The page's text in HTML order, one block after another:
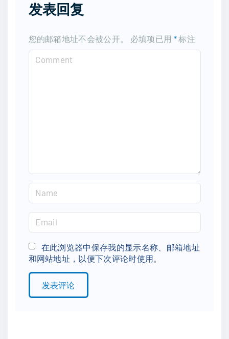
发表回复
您的邮箱地址不会被公开。 必填项已用 *标注
a
e
*
m
a
i
l
在此浏览器中保存我的显示名称、邮箱地址
和网站地址，以便下次评论时使用。